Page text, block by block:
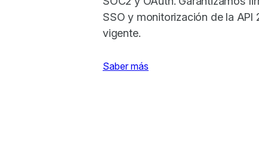
SSO y monitorización de la
vigente.
Saber más